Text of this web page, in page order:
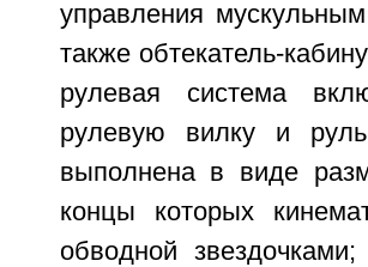
управления
также обтекатель-
рулевая система
рулевую вилку и
выполнена в виде
концы которых
обводной